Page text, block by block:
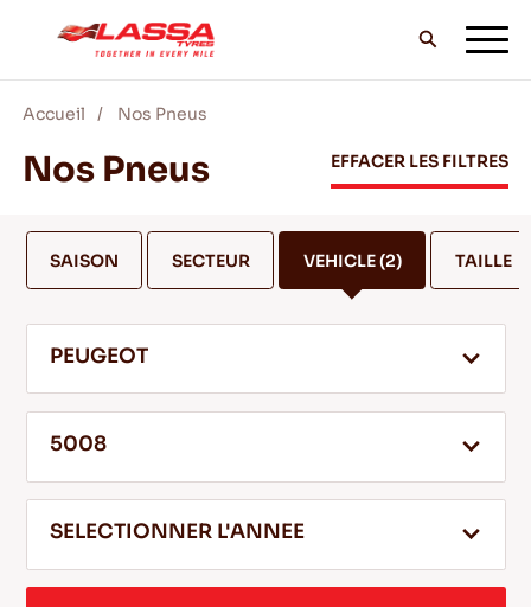
TOUS LES PNEUS LASSA
BLOG & VIDEOS
SERVICE & AIDE
Accueil Nos Pneus
Nos Pneus EFFACER LES FILTRES
SAISON SECTEUR VEHICLE(2) TAILLE
PEUGEOT
5008
SELECTIONNER L'ANNEE